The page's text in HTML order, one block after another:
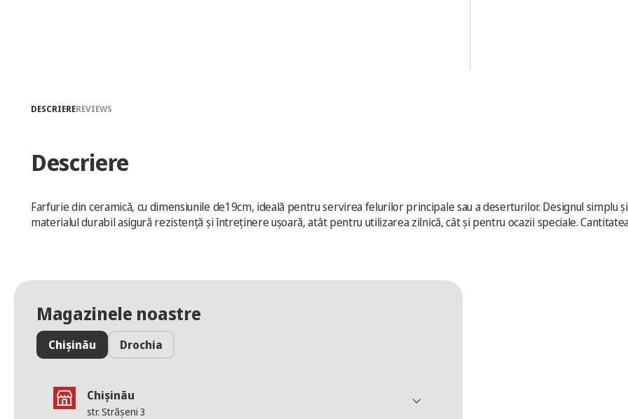
DESCRIEREREVIEWS
Descriere
Farfurie din ceramică, cu dimensiunile de19cm, ideală pentru servirea felurilor principale sau a deserturilor. Designul
materialul durabil asigură rezistență și întreținere ușoară, atât pentru utilizarea zilnică, cât și pentru ocazii speciale.
Magazinele noastre
Chișinău Drochia
Chișinău
str. Strășeni 3